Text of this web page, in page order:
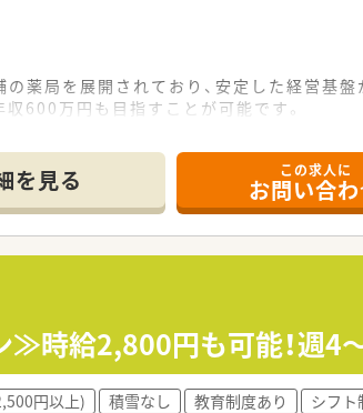
薬局を展開されており、安定した経営基盤
600万円も目指すことが可能です。
としてご活躍いただける方を求めています
患者様へ親身に寄り添える方を歓迎いたし
識を吸収していく向上心のある方を募集
で約15分の熊本県上益城郡嘉島町に位置
90枚の処方箋を応需しています。
3名が在籍しており、協力体制も万全です。
を見る この求人に
お問い合
≫時給2,800円も可能！週4
円以上) 積雪なし 教育制度あり シフト